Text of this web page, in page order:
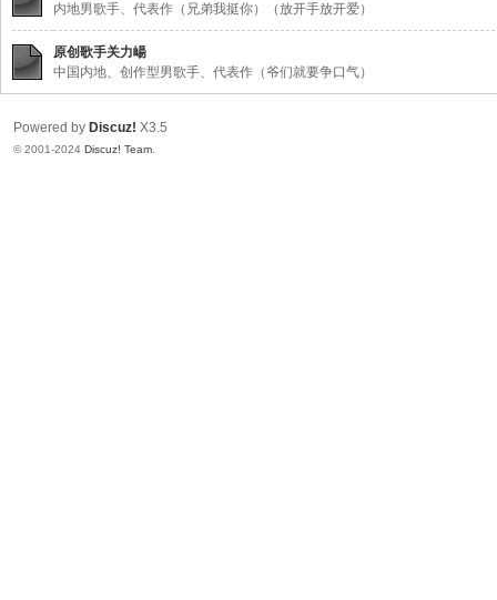
伴
奏
下
基
内地男歌手、代表作（兄弟我挺你）（放开手放开爱）
原创歌手关力崵
中国内地、创作型男歌手、代表作（爷们就要争口气）
Powered by Discuz! X3.5
© 2001-2024 Discuz! Team